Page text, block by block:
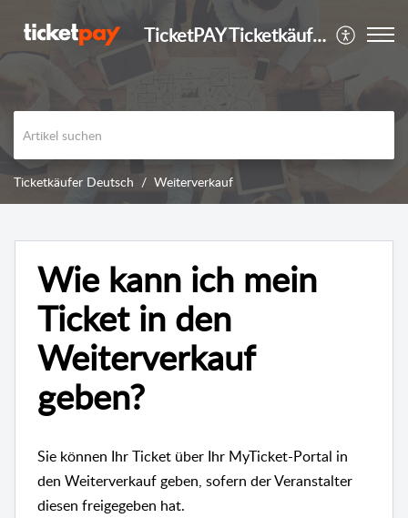
TicketPAY Ticketkäufer
Ticketkäufer Deutsch Weiterverkauf
Wie kann ich mein
Ticket in den
Weiterverkauf
geben?
Sie können Ihr Ticket über Ihr MyTicket-Portal in
den Weiterverkauf geben, sofern der Veranstalter
diesen freigegeben hat.